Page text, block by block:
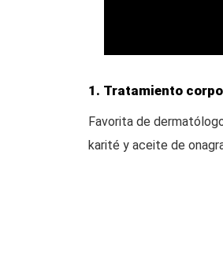
1. Tratamiento
Favorita de
karité y aceite de